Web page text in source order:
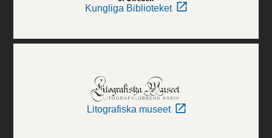
Kungliga Biblioteket
Litografiska museet